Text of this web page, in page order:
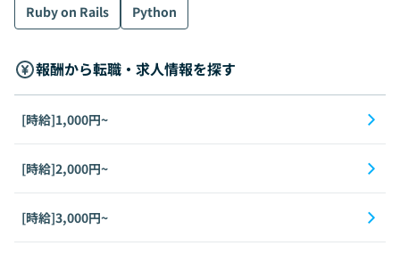
Ruby on Rails
Python
報酬から転職・求人情報を探す
[時給]1,000円~
[時給]2,000円~
[時給]3,000円~